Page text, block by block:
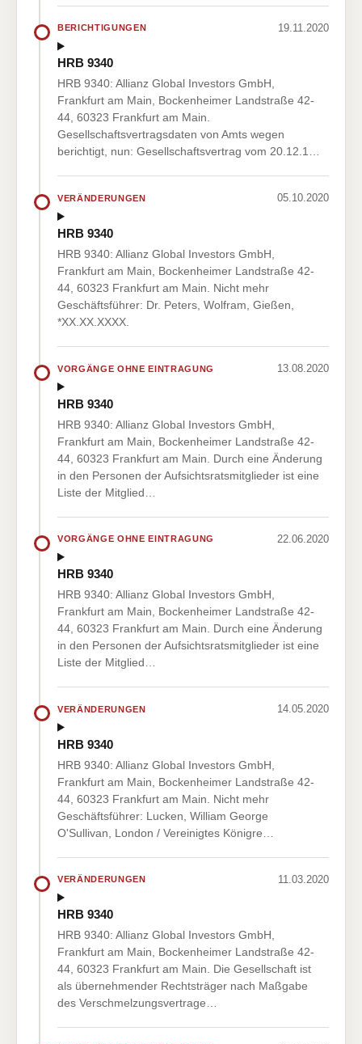
BERICHTIGUNGEN 19.11.2020
HRB 9340
HRB 9340: Allianz Global Investors GmbH,
Frankfurt am Main, Bockenheimer Landstraße 42-
44, 60323 Frankfurt am Main.
Gesellschaftsvertragsdaten von Amts wegen
berichtigt, nun: Gesellschaftsvertrag vom 20.12.1…
VERÄNDERUNGEN 05.10.2020
HRB 9340
HRB 9340: Allianz Global Investors GmbH,
Frankfurt am Main, Bockenheimer Landstraße 42-
44, 60323 Frankfurt am Main. Nicht mehr
Geschäftsführer: Dr. Peters, Wolfram, Gießen,
*XX.XX.XXXX.
VORGÄNGE OHNE EINTRAGUNG 13.08.2020
HRB 9340
HRB 9340: Allianz Global Investors GmbH,
Frankfurt am Main, Bockenheimer Landstraße 42-
44, 60323 Frankfurt am Main. Durch eine Änderung
in den Personen der Aufsichtsratsmitglieder ist eine
Liste der Mitglied…
VORGÄNGE OHNE EINTRAGUNG 22.06.2020
HRB 9340
HRB 9340: Allianz Global Investors GmbH,
Frankfurt am Main, Bockenheimer Landstraße 42-
44, 60323 Frankfurt am Main. Durch eine Änderung
in den Personen der Aufsichtsratsmitglieder ist eine
Liste der Mitglied…
VERÄNDERUNGEN 14.05.2020
HRB 9340
HRB 9340: Allianz Global Investors GmbH,
Frankfurt am Main, Bockenheimer Landstraße 42-
44, 60323 Frankfurt am Main. Nicht mehr
Geschäftsführer: Lucken, William George
O'Sullivan, London / Vereinigtes Königre…
VERÄNDERUNGEN 11.03.2020
HRB 9340
HRB 9340: Allianz Global Investors GmbH,
Frankfurt am Main, Bockenheimer Landstraße 42-
44, 60323 Frankfurt am Main. Die Gesellschaft ist
als übernehmender Rechtsträger nach Maßgabe
des Verschmelzungsvertrage…